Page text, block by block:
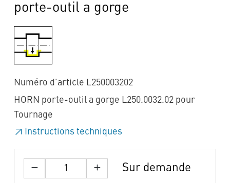
porte-outil a gorge
Numéro d'article L250003202
HORN porte-outil a gorge L250.0032.02 pour
Tournage
Instructions techniques
Sur demande